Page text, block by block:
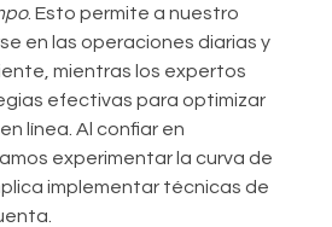
. Esto permite a nuestro
en las operaciones diarias y
mientras los expertos
efectivas para optimizar
línea. Al confiar en
experimentar la curva de
implementar técnicas de